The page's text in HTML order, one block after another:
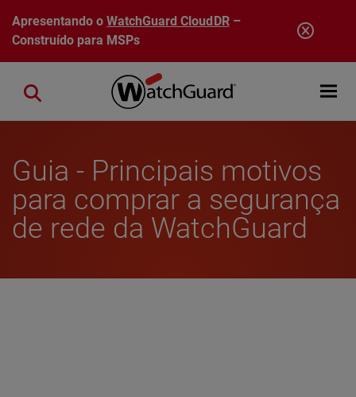
Pular para o conteúdo principal
Apresentando oWatchGuard CloudDR–
Construído para MSPs
Open
Close search
Guia - Principais motivos
para comprar a segurança
de rede da WatchGuard